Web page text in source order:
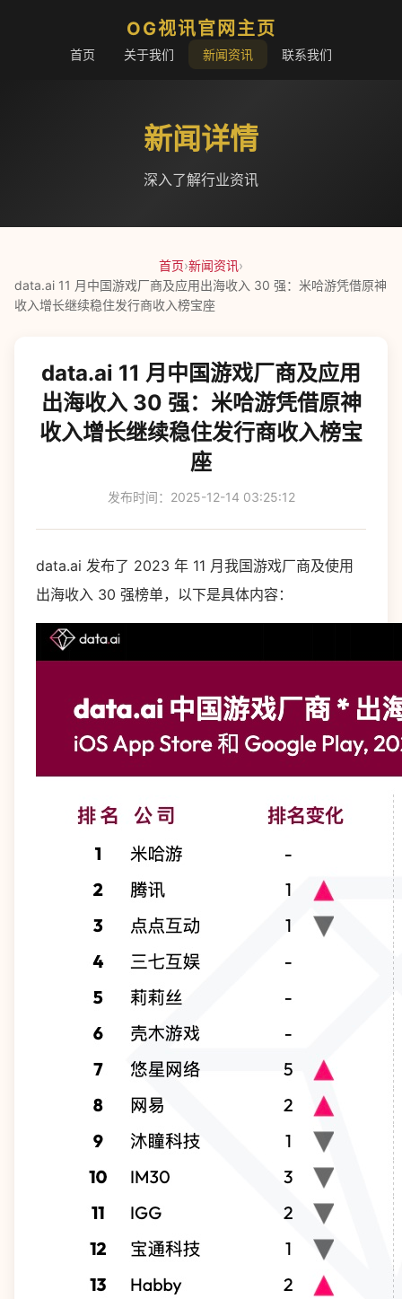
OG视讯官网主页
首页 关于我们 新闻资讯 联系我们
新闻详情
深入了解行业资讯
首页›新闻资讯›
data.ai 11 月中国游戏厂商及应用出海收入 30 强：米哈游凭借原神
收入增长继续稳住发行商收入榜宝座
data.ai 11 月中国游戏厂商及应用
出海收入 30 强：米哈游凭借原神
收入增长继续稳住发行商收入榜宝
座
发布时间：2025-12-14 03:25:12
data.ai 发布了 2023 年 11 月我国游戏厂商及使用
出海收入 30 强榜单，以下是具体内容：